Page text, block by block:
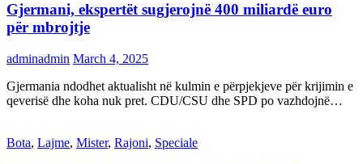
Gjermani, ekspertët sugjerojnë 400 miliardë euro
për mbrojtje
adminadmin March 4, 2025
Gjermania ndodhet aktualisht në kulmin e përpjekjeve për krijimin e
qeverisë dhe koha nuk pret. CDU/CSU dhe SPD po vazhdojnë…
Bota, Lajme, Mister, Rajoni, Speciale